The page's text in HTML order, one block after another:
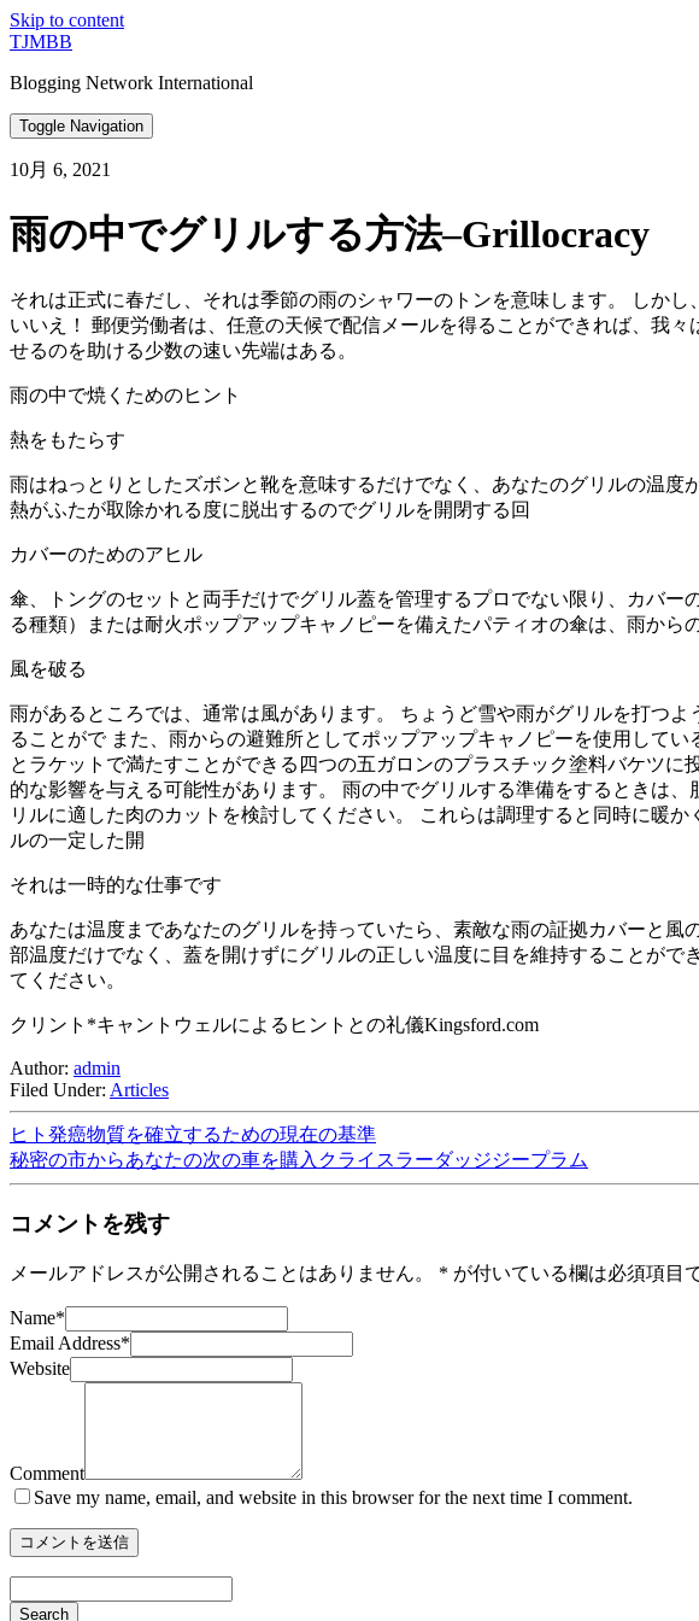
Skip to content
TJMBB
Blogging Network International
Toggle Navigation
10月 6, 2021
雨の中でグリルする方法–Grillocracy
それは正式に春だし、それは季節の雨のシャワーのトンを意味します。 しか
いいえ！ 郵便労働者は、任意の天候で配信メールを得ることができれば、我
せるのを助ける少数の速い先端はある。
雨の中で焼くためのヒント
熱をもたらす
雨はねっとりとしたズボンと靴を意味するだけでなく、あなたのグリルの温
熱がふたが取除かれる度に脱出するのでグリルを開閉する回
カバーのためのアヒル
傘、トングのセットと両手だけでグリル蓋を管理するプロでない限り、カバ
る種類）または耐火ポップアップキャノピーを備えたパティオの傘は、雨か
風を破る
雨があるところでは、通常は風があります。 ちょうど雪や雨がグリルを打つ
ることがで また、雨からの避難所としてポップアップキャノピーを使用して
とラケットで満たすことができる四つの五ガロンのプラスチック塗料バケツ
的な影響を与える可能性があります。 雨の中でグリルする準備をするときは
リルに適した肉のカットを検討してください。 これらは調理すると同時に暖
ルの一定した開
それは一時的な仕事です
あなたは温度まであなたのグリルを持っていたら、素敵な雨の証拠カバーと
部温度だけでなく、蓋を開けずにグリルの正しい温度に目を維持することが
てください。
クリント*キャントウェルによるヒントとの礼儀Kingsford.com
Author: admin
Filed Under: Articles
ヒト発癌物質を確立するための現在の基準
秘密の市からあなたの次の車を購入クライスラーダッジジープラム
コメントを残す
メールアドレスが公開されることはありません。 * が付いている欄は必須項目
Name*
Email Address*
Website
Comment
Save my name, email, and website in this browser for the next time I comment.
Search